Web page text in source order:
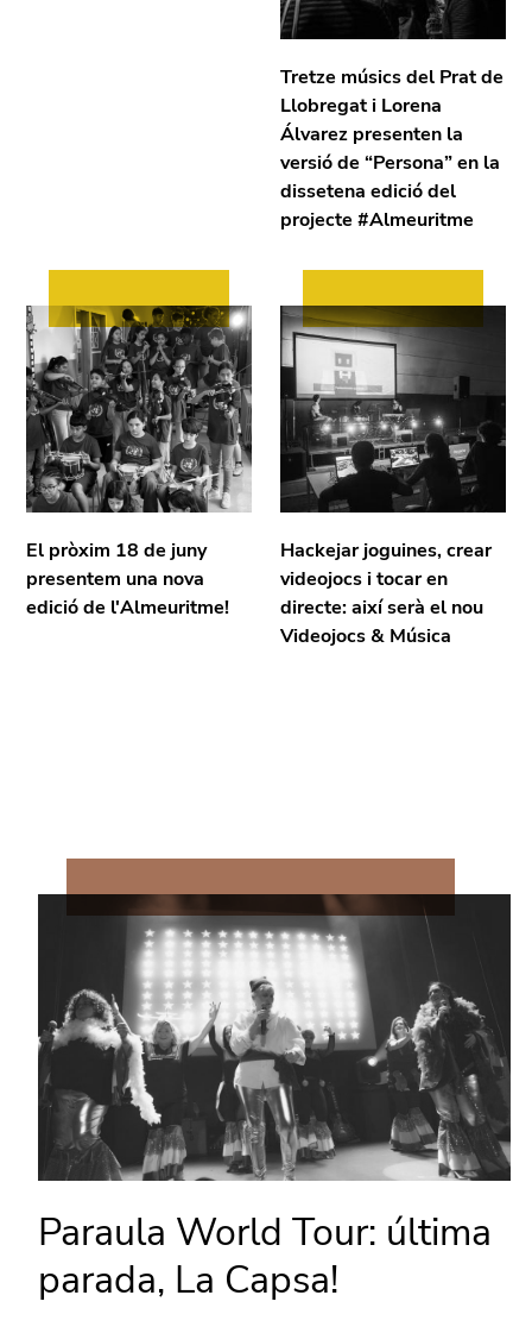
Tretze músics del Prat de
Llobregat i Lorena
Álvarez presenten la
versió de “Persona” en la
dissetena edició del
projecte #Almeuritme
El pròxim 18 de juny
presentem una nova
edició de l'Almeuritme!
Hackejar joguines, crear
videojocs i tocar en
directe: així serà el nou
Videojocs & Música
Paraula World Tour: última
parada, La Capsa!